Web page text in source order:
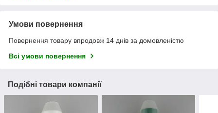
Умови повернення
Повернення товару впродовж 14 днів за домовленістю
Всі умови повернення
Подібні товари компанії